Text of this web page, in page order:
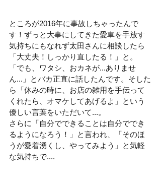
ところが2016年に事故しちゃったんで
す！ずっと大事にしてきた愛車を手放す
気持ちにもなれず太田さんに相談したら
「大丈夫！しっかり直したる！」と。
「でも、ワタシ、おカネが...ありませ
ん...」とバカ正直に話したんです。そした
ら「休みの時に、お店の雑用を手伝って
くれたら、オマケしてあげるよ」という
優しい言葉をいただいて...。
さらに「自分でできることは自分ででき
るようになろう！」と言われ、「そのほ
うが愛着湧くし、やってみよう」と気軽
な気持ちで....